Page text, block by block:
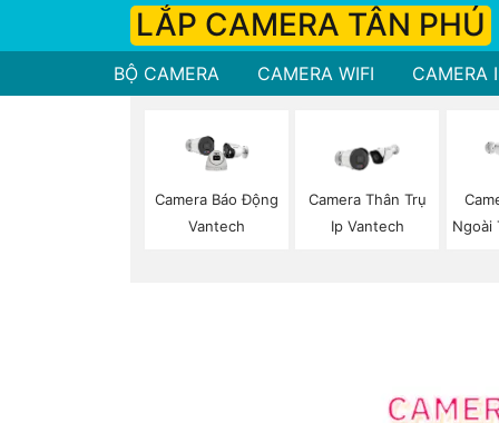
LẮP CAMERA TÂN PHÚ
BỘ CAMERA CAMERA WIFI CAMERA
Camera Báo Động
Vantech
Camera Thân Trụ
Ip Vantech
Ngoài